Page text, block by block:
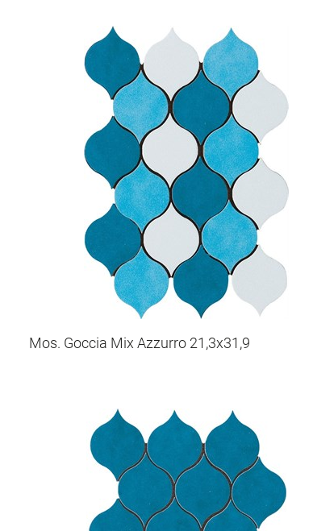
Mos. Goccia Mix Azzurro 21,3x31,9